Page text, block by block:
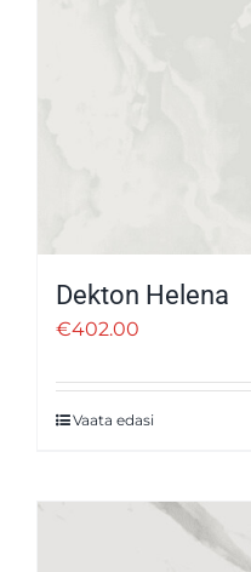
Dekton Helena
€402.00
Vaata edasi